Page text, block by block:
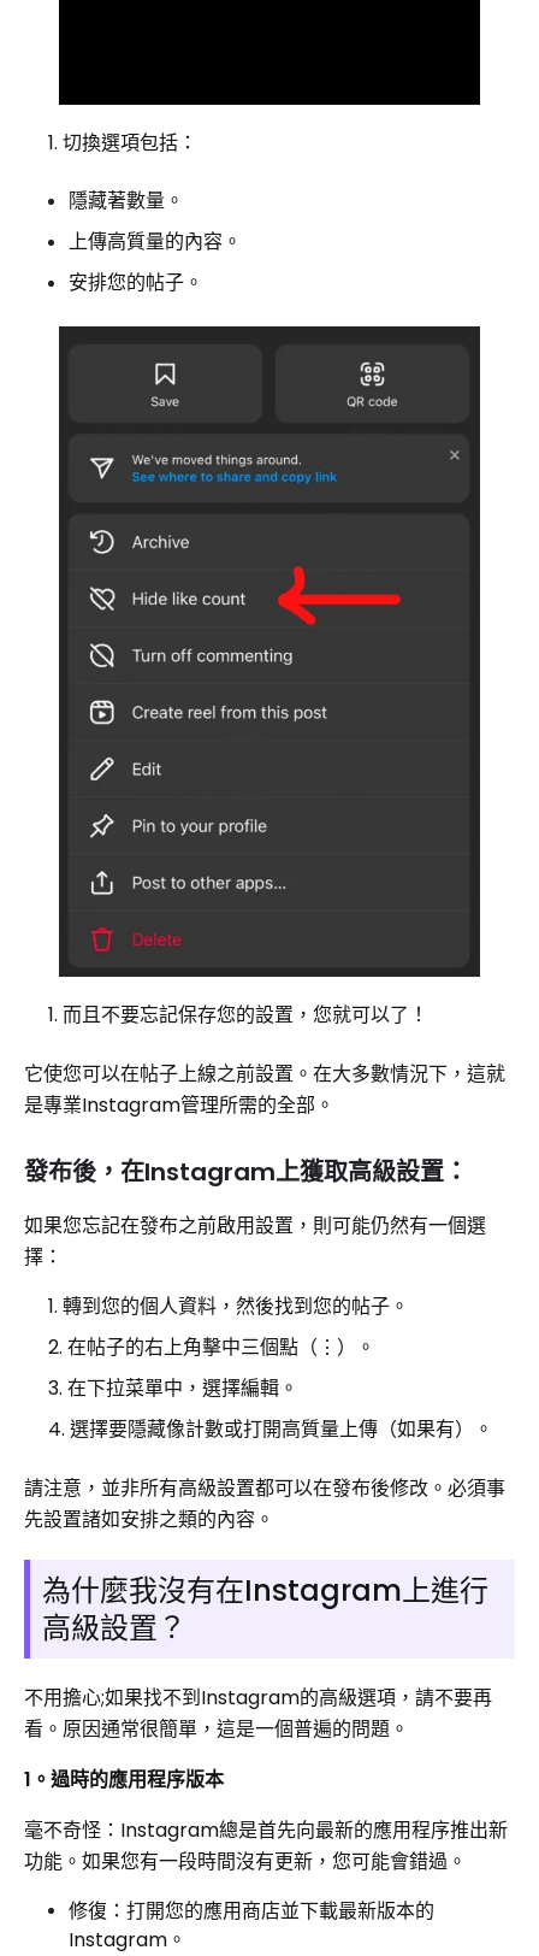
切換選項包括：
隱藏著數量。
上傳高質量的內容。
安排您的帖子。
而且不要忘記保存您的設置，您就可以了！
它使您可以在帖子上線之前設置。在大多數情況下，這就
是專業Instagram管理所需的全部。
發布後，在Instagram上獲取高級設置：
如果您忘記在發布之前啟用設置，則可能仍然有一個選
擇：
轉到您的個人資料，然後找到您的帖子。
在帖子的右上角擊中三個點（⋮）。
在下拉菜單中，選擇編輯。
選擇要隱藏像計數或打開高質量上傳（如果有）。
請注意，並非所有高級設置都可以在發布後修改。必須事
先設置諸如安排之類的內容。
為什麼我沒有在Instagram上進行
高級設置？
不用擔心;如果找不到Instagram的高級選項，請不要再
看。原因通常很簡單，這是一個普遍的問題。
1。過時的應用程序版本
毫不奇怪：Instagram總是首先向最新的應用程序推出新
功能。如果您有一段時間沒有更新，您可能會錯過。
修復：打開您的應用商店並下載最新版本的
Instagram。